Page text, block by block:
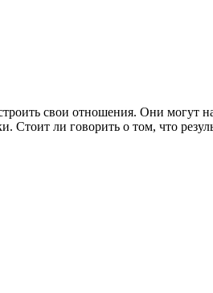
свои отношения. Они могут
ли говорить о том, что